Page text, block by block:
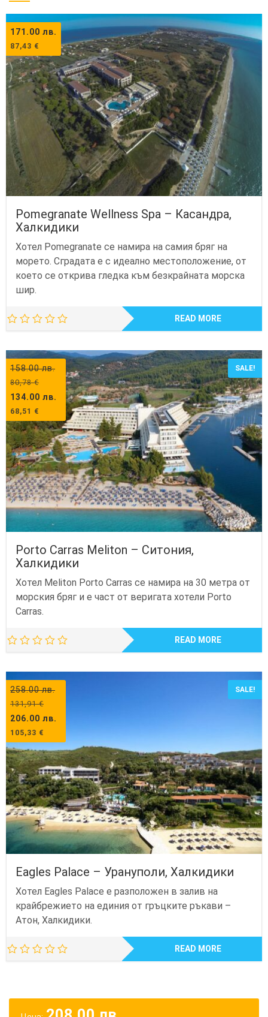
171.00 лв.
87,43 €
Pomegranate Wellness Spa – Касандра,
Халкидики
Хотел Pomegranate се намира на самия бряг на
морето. Сградата е с идеално местоположение, от
което се открива гледка към безкрайната морска
шир.
READ MORE
158.00лв.
80,78€
134.00 лв.
68,51 €
SALE!
Porto Carras Meliton – Ситония,
Халкидики
Хотел Meliton Porto Carras се намира на 30 метра от
морския бряг и е част от веригата хотели Porto
Carras.
READ MORE
258.00лв.
131,91€
206.00 лв.
105,33 €
SALE!
Eagles Palace – Урануполи, Халкидики
Хотел Eagles Palace е разположен в залив на
крайбрежието на единия от гръцките ръкави –
Атон, Халкидики.
READ MORE